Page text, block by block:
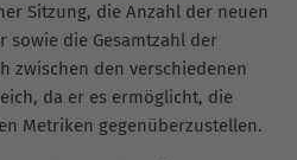
Sitzung, die Anzahl der neuen
sowie die Gesamtzahl der
zwischen den verschiedenen
da er es ermöglicht, die
Metriken gegenüberzustellen.